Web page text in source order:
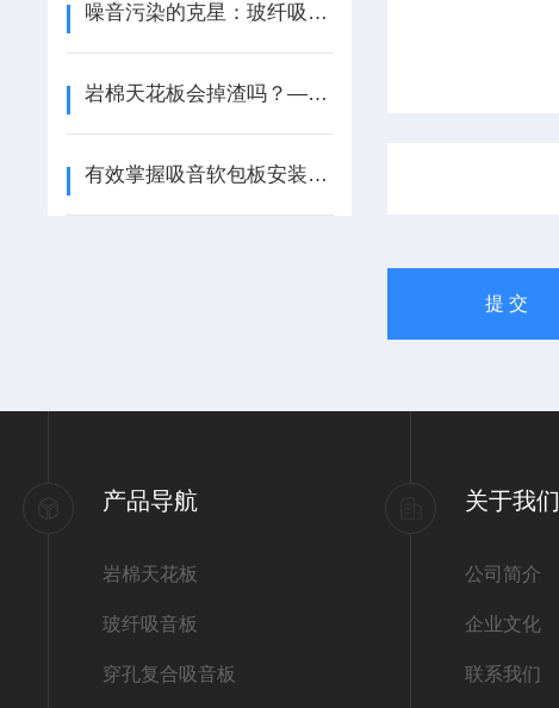
噪音污染的克星：玻纤吸音垂片改善环境声学质量
岩棉天花板会掉渣吗？——探索室内吊顶的安全性与维护
有效掌握吸音软包板安装方法提升室内声学效果
产品导航
岩棉天花板
玻纤吸音板
穿孔复合吸音板
关于我们
公司简介
企业文化
联系我们